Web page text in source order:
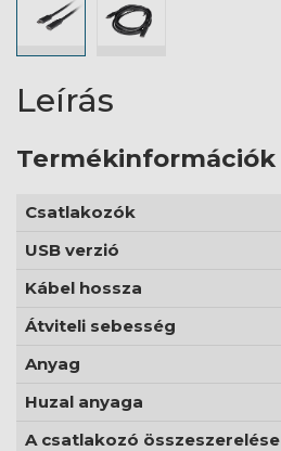
Leírás
Termékinformációk
Csatlakozók
USB verzió
Kábel hossza
Átviteli sebesség
Anyag
Huzal anyaga
A csatlakozó összeszerelése